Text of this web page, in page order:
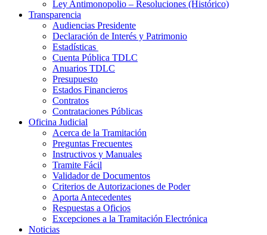
Ley Antimonopolio – Resoluciones (Histórico)
Transparencia
Audiencias Presidente
Declaración de Interés y Patrimonio
Estadísticas
Cuenta Pública TDLC
Anuarios TDLC
Presupuesto
Estados Financieros
Contratos
Contrataciones Públicas
Oficina Judicial
Acerca de la Tramitación
Preguntas Frecuentes
Instructivos y Manuales
Tramite Fácil
Validador de Documentos
Criterios de Autorizaciones de Poder
Aporta Antecedentes
Respuestas a Oficios
Excepciones a la Tramitación Electrónica
Noticias